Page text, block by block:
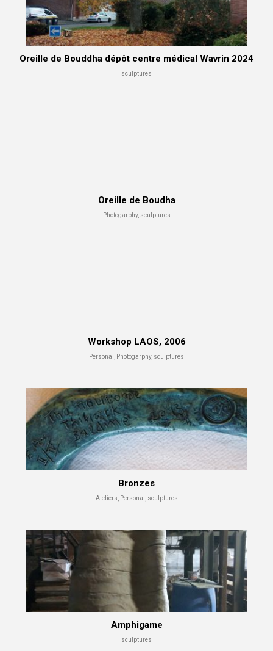
Oreille de Bouddha dépôt centre médical Wavrin 2024
sculptures
Oreille de Boudha
Photogarphy, sculptures
Workshop LAOS, 2006
Personal, Photogarphy, sculptures
Bronzes
Ateliers, Personal, sculptures
Amphigame
sculptures